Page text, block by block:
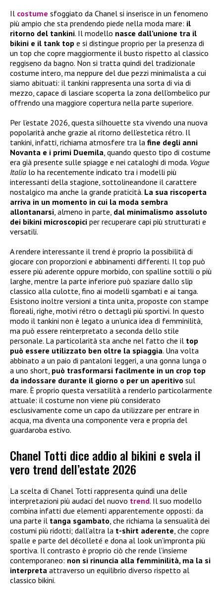
Il costume sfoggiato da Chanel si inserisce in un fenomeno
più ampio che sta prendendo piede nella moda mare: il
ritorno del tankini. Il modello nasce dall’unione tra il
bikini e il tank top e si distingue proprio per la presenza di
un top che copre maggiormente il busto rispetto al classico
reggiseno da bagno. Non si tratta quindi del tradizionale
costume intero, ma neppure del due pezzi minimalista a cui
siamo abituati: il tankini rappresenta una sorta di via di
mezzo, capace di lasciare scoperta la zona dell’ombelico pur
offrendo una maggiore copertura nella parte superiore.
Per l’estate 2026, questa silhouette sta vivendo una nuova
popolarità anche grazie al ritorno dell’estetica rétro. Il
tankini, infatti, richiama atmosfere tra la fine degli anni
Novanta e i primi Duemila, quando questo tipo di costume
era già presente sulle spiagge e nei cataloghi di moda. Vogue
Italia lo ha recentemente indicato tra i modelli più
interessanti della stagione, sottolineandone il carattere
nostalgico ma anche la grande praticità. La sua riscoperta
arriva in un momento in cui la moda sembra
allontanarsi, almeno in parte, dal minimalismo assoluto
dei bikini microscopici per recuperare capi più strutturati e
versatili.
A rendere interessante il trend è proprio la possibilità di
giocare con proporzioni e abbinamenti differenti. Il top può
essere più aderente oppure morbido, con spalline sottili o più
larghe, mentre la parte inferiore può spaziare dallo slip
classico alla culotte, fino ai modelli sgambati e ai tanga.
Esistono inoltre versioni a tinta unita, proposte con stampe
floreali, righe, motivi rétro o dettagli più sportivi. In questo
modo il tankini non è legato a un’unica idea di femminilità,
ma può essere reinterpretato a seconda dello stile
personale. La particolarità sta anche nel fatto che il top
può essere utilizzato ben oltre la spiaggia. Una volta
abbinato a un paio di pantaloni leggeri, a una gonna lunga o
a uno short, può trasformarsi facilmente in un crop top
da indossare durante il giorno o per un aperitivo sul
mare. È proprio questa versatilità a renderlo particolarmente
attuale: il costume non viene più considerato
esclusivamente come un capo da utilizzare per entrare in
acqua, ma diventa una componente vera e propria del
guardaroba estivo.
Chanel Totti dice addio al bikini e svela il
vero trend dell’estate 2026
La scelta di Chanel Totti rappresenta quindi una delle
interpretazioni più audaci del nuovo trend. Il suo modello
combina infatti due elementi apparentemente opposti: da
una parte il tanga sgambato , che richiama la sensualità dei
costumi più ridotti; dall’altra la t-shirt aderente , che copre
spalle e parte del décolleté e dona al look un’impronta più
sportiva. Il contrasto è proprio ciò che rende l’insieme
contemporaneo: non si rinuncia alla femminilità, ma la si
interpreta attraverso un equilibrio diverso rispetto al
classico bikini.